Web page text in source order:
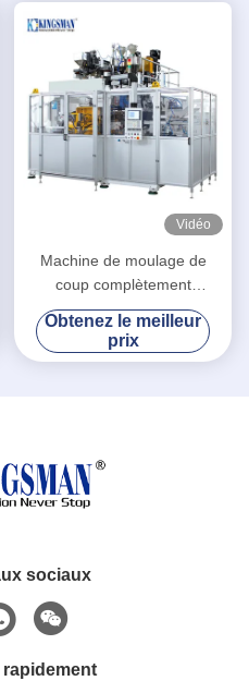
Vidéo
Machine de moulage de
coup complètement
automatique de HDPE
puissance 90 totale de 6.1M
x de 4.1M x de 3.6M
Obtenez le meilleur
prix
sociaux